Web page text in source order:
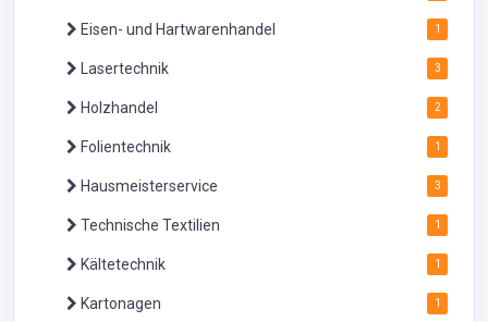
Eisen- und Hartwarenhandel 1
Lasertechnik 3
Holzhandel 2
Folientechnik 1
Hausmeisterservice 3
Technische Textilien 1
Kältetechnik 1
Kartonagen 1